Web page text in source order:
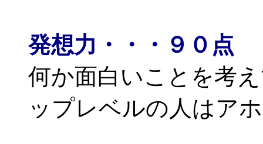
発想力・・・９０点
何か面白いことを考
ップレベルの人はア